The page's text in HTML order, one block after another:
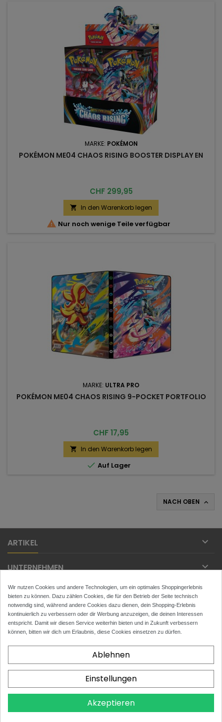
MARKE: POKÉMON
POKÉMON ME04 CHAOS RISING BOOSTER DISPLAY EN
Preis
CHF 299,95
 In den Warenkorb legen
 Nur noch wenige Teile verfügbar
MARKE: ULTRA PRO
POKÉMON ME04 CHAOS RISING 9-POCKET PORTFOLIO
Preis
CHF 17,95
 In den Warenkorb legen
 Auf Lager
NACH OBEN 
ARTIKEL 
UNTERNEHMEN 
IHR KONTO 
KONTAKT 
NEWSLETTER
Toytans.ch
4.9
Basierend auf
Wir nutzen Cookies und andere Technologien, um ein optimales Shoppingerlebnis
bieten zu können. Dazu zählen Cookies, die für den Betrieb der Seite technisch
notwendig sind, während andere Cookies dazu dienen, dein Shopping-Erlebnis
kontinuierlich zu verbessern oder dir Werbung anzuzeigen, die deinen Interessen
entspricht. Damit wir diesen Service weiterhin bieten und in Zukunft verbessern
können, bitten wir dich um Erlaubnis, diese Cookies einsetzen zu dürfen.
Ablehnen
Einstellungen
Akzeptieren